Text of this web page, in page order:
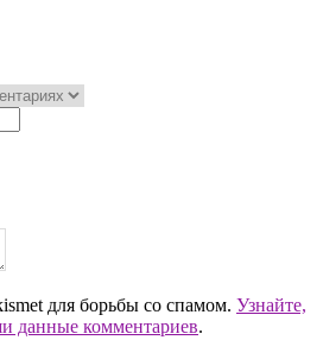
для борьбы со спамом. Узнайте,
данные комментариев.